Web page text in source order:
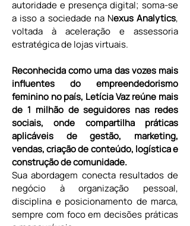
autoridade e presença digital; soma-se
a isso a sociedade na Nexus Analytics,
voltada à aceleração e assessoria
estratégica de lojas virtuais.
Reconhecida como uma das vozes mais
influentes do empreendedorismo
feminino no país, Letícia Vaz reúne mais
de 1 milhão de seguidores nas redes
sociais, onde compartilha práticas
aplicáveis de gestão, marketing,
vendas, criação de conteúdo, logística e
construção de comunidade.
Sua abordagem conecta resultados de
negócio à organização pessoal,
disciplina e posicionamento de marca,
sempre com foco em decisões práticas